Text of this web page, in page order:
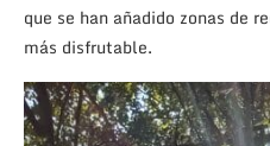
que se han añadido zonas de
más disfrutable.